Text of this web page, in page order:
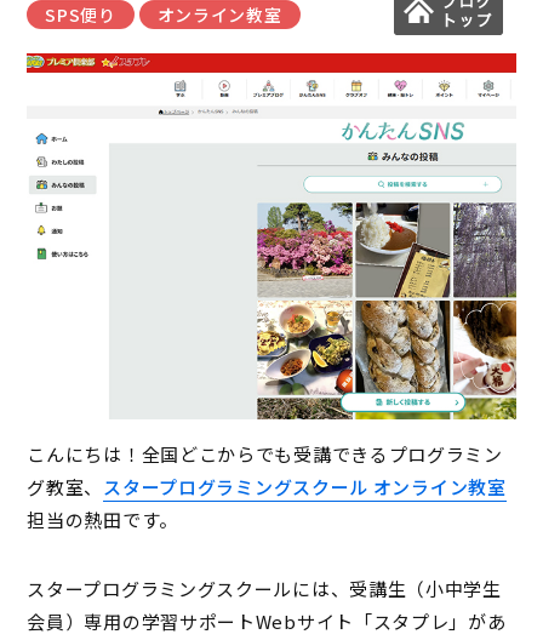
SPS便り オンライン教室
こんにちは！全国どこからでも受講できるプログラミン
グ教室、 スタープログラミングスクール オンライン教室
担当の熱田です。
スタープログラミングスクールには、受講生（小中学生
会員）専用の学習サポートWebサイト「スタプレ」があ